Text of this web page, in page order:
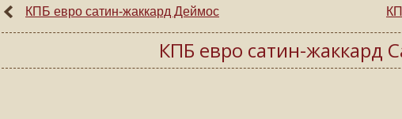
КПБ евро сатин-жаккард Деймос
КПБ евро сатин-жаккард